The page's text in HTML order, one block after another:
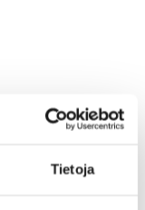
Tietoja
olevat lähimmät